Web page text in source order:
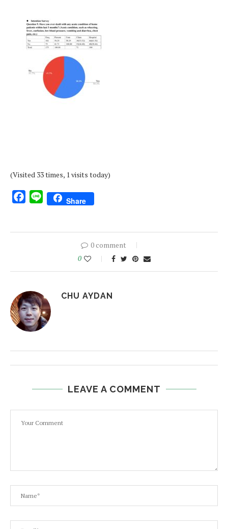
(Visited 33 times, 1 visits today)
Facebook
Line Share
0 comment
0
CHU AYDAN
LEAVE A COMMENT